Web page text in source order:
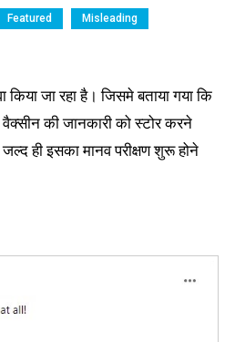
Featured Misleading
किया जा रहा है। जिसमे बताया गया कि
की जानकारी को स्टोर करने
ही इसका मानव परीक्षण शुरू होने